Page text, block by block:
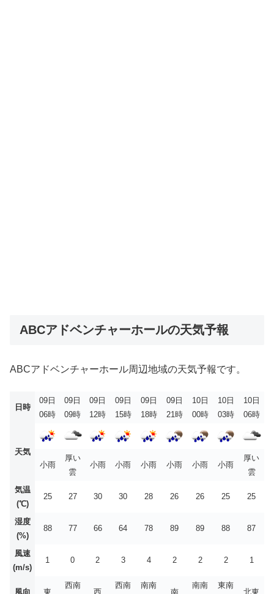
ABCアドベンチャーホールの天気予報
ABCアドベンチャーホール周辺地域の天気予報です。
日時
09日
06時
09日
09時
09日
12時
09日
15時
09日
18時
09日
21時
10日
00時
10日
03時
10日
06時
天気
小雨
厚い
雲
小雨 小雨 小雨 小雨 小雨 小雨
厚い
雲
気温
(℃)
25 27 30 30 28 26 26 25 25
湿度
(%)
88 77 66 64 78 89 89 88 87
風速
(m/s)
1 0 2 3 4 2 2 2 1
風向 東
西南
西
西南 南南
南
南南 東南
北東